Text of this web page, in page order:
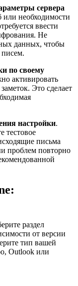
сервера
или необходимости
ввести
Не
данных, чтобы
по своему
активировать
Это сделает
настройки.
тестовое
письма
проблем повторно
раздел
от версии
тип вашей
Outlook или